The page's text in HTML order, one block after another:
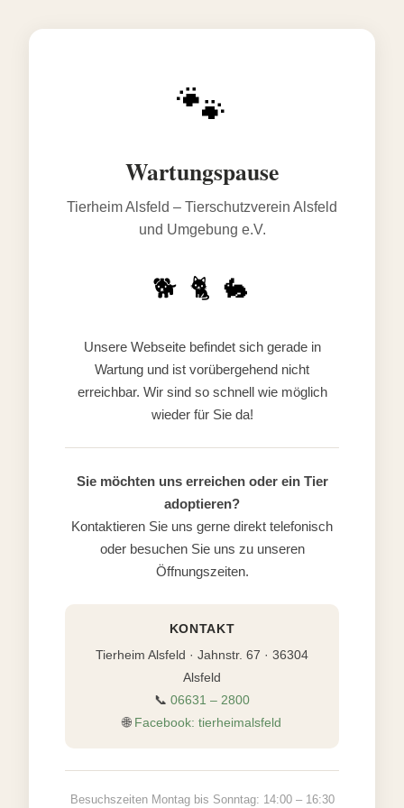
🐾
Wartungspause
Tierheim Alsfeld – Tierschutzverein Alsfeld
und Umgebung e.V.
🐕 🐈 🐇
Unsere Webseite befindet sich gerade in
Wartung und ist vorübergehend nicht
erreichbar. Wir sind so schnell wie möglich
wieder für Sie da!
Sie möchten uns erreichen oder ein Tier
adoptieren?
Kontaktieren Sie uns gerne direkt telefonisch
oder besuchen Sie uns zu unseren
Öffnungszeiten.
KONTAKT
Tierheim Alsfeld · Jahnstr. 67 · 36304
Alsfeld
📞 06631 – 2800
🌐 Facebook: tierheimalsfeld
Besuchszeiten Montag bis Sonntag: 14:00 – 16:30